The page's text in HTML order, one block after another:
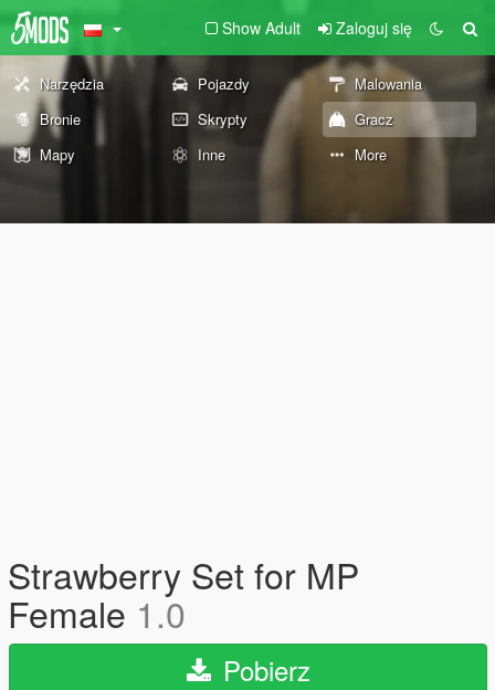
Show Adult Zaloguj się
Narzędzia Pojazdy
Malowania
Bronie
Skrypty
Gracz
Mapy
Inne More
Strawberry Set for MP
Female 1.0
Pobierz